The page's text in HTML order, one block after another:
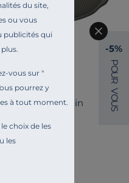
du site,
ou vous
publicités qui
vous sur "
pourrez y
à tout moment.
choix de les
les
EMILE HENRY
stone Fusain
€
Français
-5%
P
O
U
R
V
O
U
S